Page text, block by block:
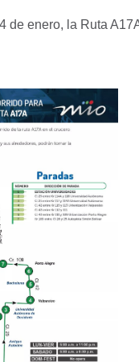
de enero, la Ruta